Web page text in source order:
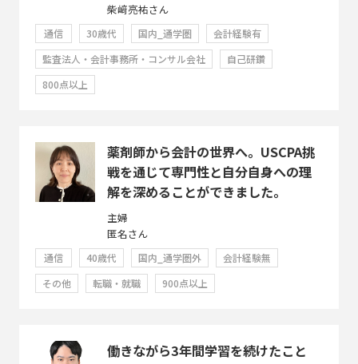
柴﨑亮祐さん
通信 30歳代 国内_通学圏
会計経験有
監査法人・会計事務所・コンサル会社
自己研鑽
800点以上
薬剤師から会計の世界へ。USCPA挑
戦を通じて専門性と自分自身への理
解を深めることができました。
主婦
匿名さん
通信 40歳代 国内_通学圏外
会計経験無
その他
転職・就職 900点以上
働きながら3年間学習を続けたこと